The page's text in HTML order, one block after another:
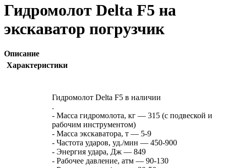
Гидромолот Delta F5 на
экскаватор погрузчик
Описание
Характеристики
Гидромолот Delta F5 в наличии
.
- Масса гидромолота, кг — 315 (с подвеской и
рабочим инструментом)
- Масса экскаватора, т — 5-9
- Частота ударов, уд./мин — 450-900
- Энергия удара, Дж — 849
- Рабочее давление, атм — 90-130